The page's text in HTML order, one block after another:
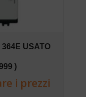
364E USATO
)
i prezzi